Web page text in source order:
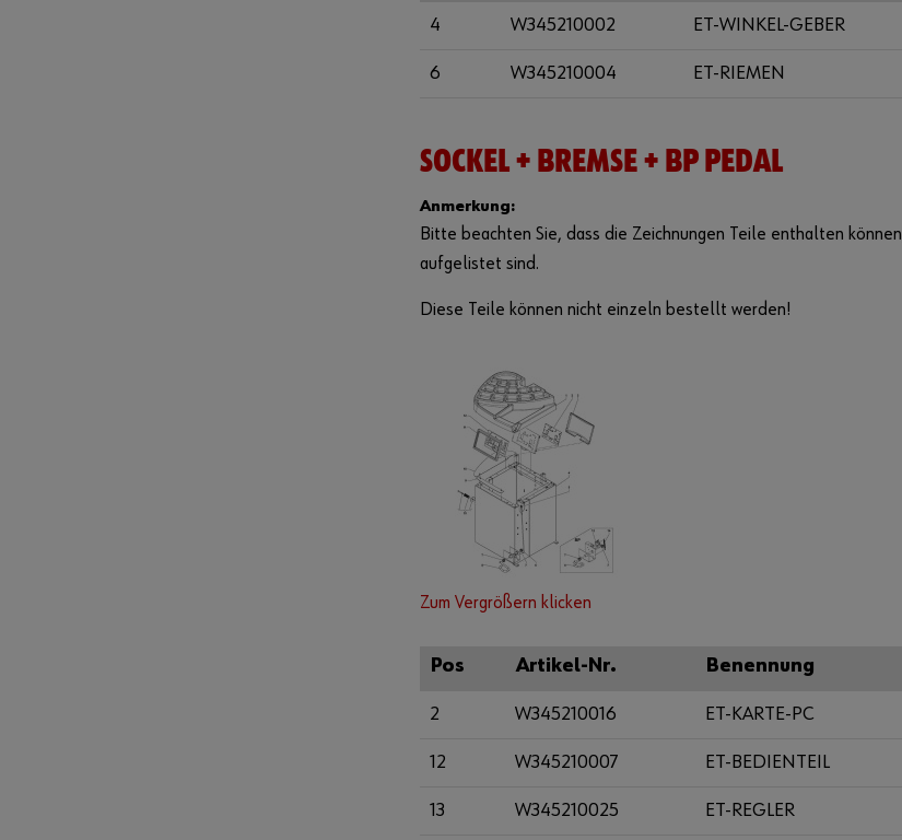
4 W345210002 ET-WINKEL-GEBER
6 W345210004 ET-RIEMEN
SOCKEL + BREMSE + BP PEDAL
Anmerkung:
Bitte beachten Sie, dass die Zeichnungen Teile enthalten
aufgelistet sind.
Diese Teile können nicht einzeln bestellt werden!
Zum Vergrößern klicken
Pos Artikel-Nr. Benennung
2 W345210016 ET-KARTE-PC
12 W345210007 ET-BEDIENTEIL
13 W345210025 ET-REGLER